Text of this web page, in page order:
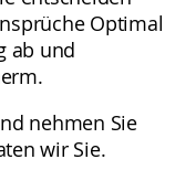
Optimal
ab und
nehmen Sie
wir Sie.